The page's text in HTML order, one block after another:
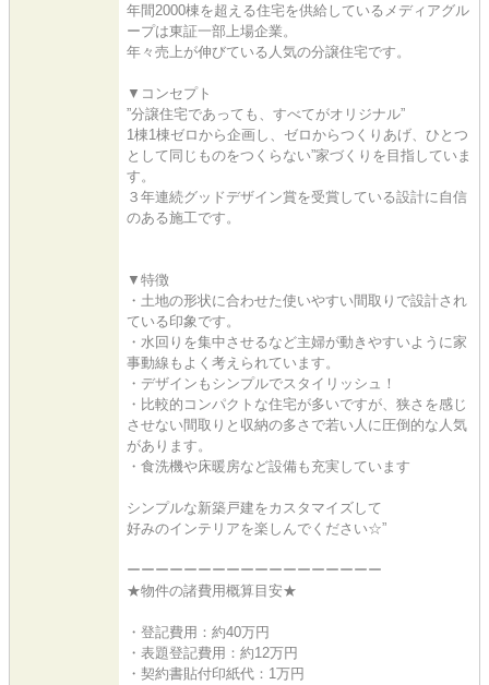
年間2000棟を超える住宅を供給しているメディアグル
ープは東証一部上場企業。
年々売上が伸びている人気の分譲住宅です。
▼コンセプト
”分譲住宅であっても、すべてがオリジナル”
1棟1棟ゼロから企画し、ゼロからつくりあげ、ひとつ
として同じものをつくらない”家づくりを目指していま
す。
３年連続グッドデザイン賞を受賞している設計に自信
のある施工です。
▼特徴
・土地の形状に合わせた使いやすい間取りで設計され
ている印象です。
・水回りを集中させるなど主婦が動きやすいように家
事動線もよく考えられています。
・デザインもシンプルでスタイリッシュ！
・比較的コンパクトな住宅が多いですが、狭さを感じ
させない間取りと収納の多さで若い人に圧倒的な人気
があります。
・食洗機や床暖房など設備も充実しています
シンプルな新築戸建をカスタマイズして
好みのインテリアを楽しんでください☆”
ーーーーーーーーーーーーーーーーーー
★物件の諸費用概算目安★
・登記費用：約40万円
・表題登記費用：約12万円
・契約書貼付印紙代：1万円